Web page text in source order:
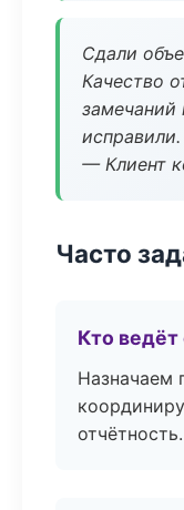
Сдали
Качество
исправили.
— Клиент
Часто
Кто ведёт
Назначаем
отчётность.